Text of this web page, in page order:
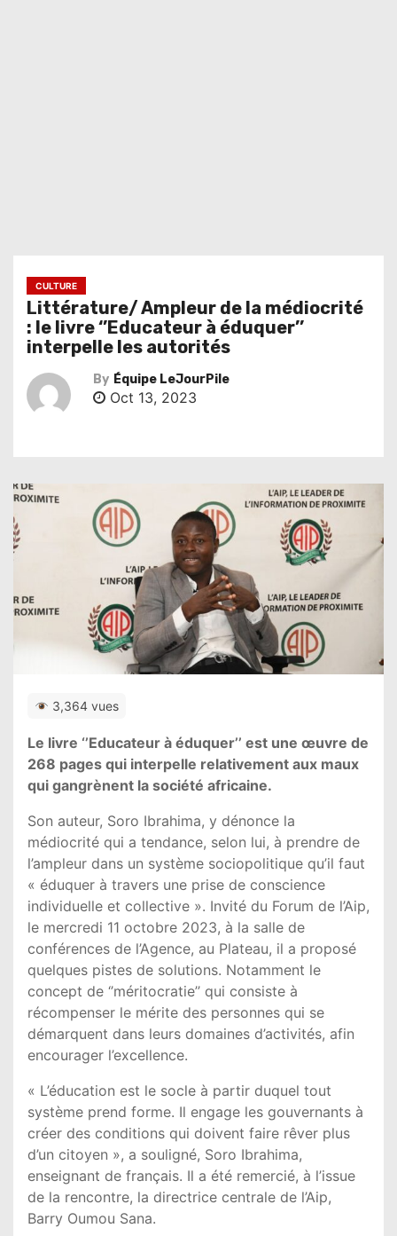
CULTURE
Littérature/ Ampleur de la médiocrité
: le livre ‘’Educateur à éduquer’’
interpelle les autorités
By Équipe LeJourPile
Oct 13, 2023
3,364 vues
Le livre ‘’Educateur à éduquer’’ est une œuvre de
268 pages qui interpelle relativement aux maux
qui gangrènent la société africaine.
Son auteur, Soro Ibrahima, y dénonce la
médiocrité qui a tendance, selon lui, à prendre de
l’ampleur dans un système sociopolitique qu’il faut
« éduquer à travers une prise de conscience
individuelle et collective ». Invité du Forum de l’Aip,
le mercredi 11 octobre 2023, à la salle de
conférences de l’Agence, au Plateau, il a proposé
quelques pistes de solutions. Notamment le
concept de ‘’méritocratie’’ qui consiste à
récompenser le mérite des personnes qui se
démarquent dans leurs domaines d’activités, afin
encourager l’excellence.
« L’éducation est le socle à partir duquel tout
système prend forme. Il engage les gouvernants à
créer des conditions qui doivent faire rêver plus
d’un citoyen », a souligné, Soro Ibrahima,
enseignant de français. Il a été remercié, à l’issue
de la rencontre, la directrice centrale de l’Aip,
Barry Oumou Sana.